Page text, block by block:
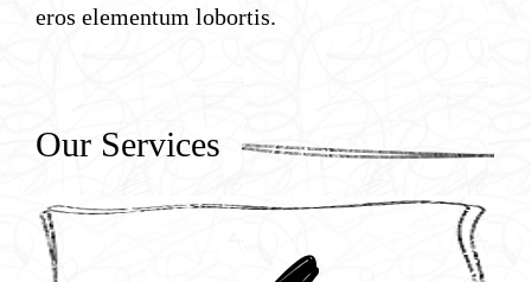
eros elementum lobortis.
Our Services